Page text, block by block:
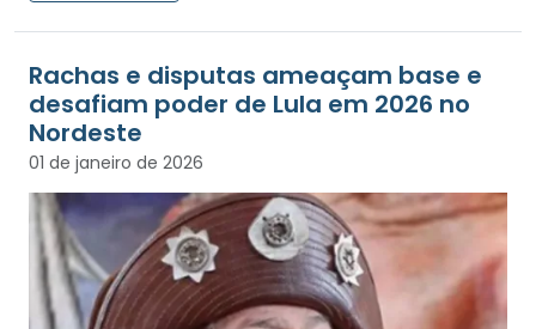
Rachas e disputas ameaçam base e
desafiam poder de Lula em 2026 no
Nordeste
01 de janeiro de 2026